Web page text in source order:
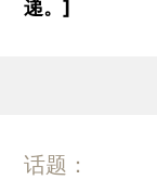
递。]
话题：